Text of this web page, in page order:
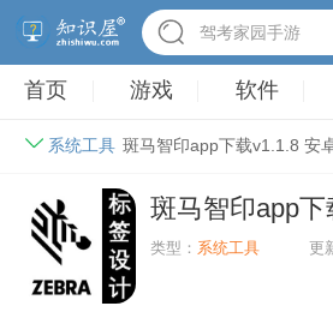
驾考家园手游
首页 游戏 软件
系统工具 斑马智印app下载v1.1.8 安
斑马智印app下
类型： 系统工具 更